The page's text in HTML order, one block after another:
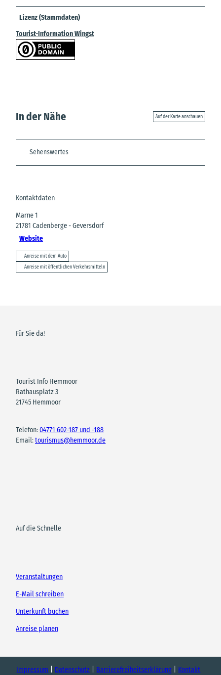
Lizenz (Stammdaten)
Tourist-Information Wingst
In der Nähe Auf der Karte anschauen
Sehenswertes
Kontaktdaten
Marne 1
21781 Cadenberge- Geversdorf
Website
Anreise mit dem Auto
Anreise mit öffentlichen Verkehrsmitteln
Für Sie da!
Tourist Info Hemmoor
Rathausplatz 3
21745 Hemmoor
Telefon:04771 602-187 und -188
Email:tourismus@hemmoor.de
Auf die Schnelle
Veranstaltungen
E-Mail schreiben
Unterkunft buchen
Anreise planen
Impressum Datenschutz Barrierefreiheitserklärung Kontakt